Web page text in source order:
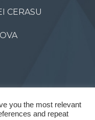
CERASU
you the most relevant
and repeat